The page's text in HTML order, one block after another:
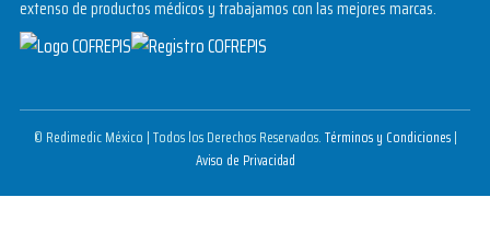
extenso de productos médicos y trabajamos con las mejores marcas.
© Redimedic México | Todos los Derechos Reservados.Términos y Condiciones|
Aviso de Privacidad